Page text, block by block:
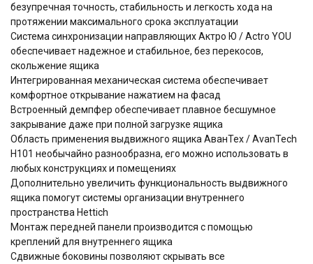
безупречная точность, стабильность и легкость хода на
протяжении максимального срока эксплуатации
Система синхронизации направляющих Актро Ю / Actro YOU
обеспечивает надежное и стабильное, без перекосов,
скольжение ящика
Интегрированная механическая система обеспечивает
комфортное открывание нажатием на фасад
Встроенный демпфер обеспечивает плавное бесшумное
закрывание даже при полной загрузке ящика
Область применения выдвижного ящика АванТех / AvanTech
H101 необычайно разнообразна, его можно использовать в
любых конструкциях и помещениях
Дополнительно увеличить функциональность выдвижного
ящика помогут системы организации внутреннего
пространства Hettich
Монтаж передней панели производится с помощью
креплений для внутреннего ящика
Сдвижные боковины позволяют скрывать все